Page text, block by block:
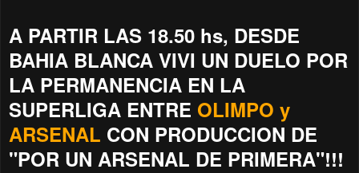
A PARTIR LAS 18.50 hs, DESDE
BAHIA BLANCA VIVI UN DUELO POR
LA PERMANENCIA EN LA
SUPERLIGA ENTRE OLIMPO y
ARSENAL CON PRODUCCION DE
"POR UN ARSENAL DE PRIMERA"!!!